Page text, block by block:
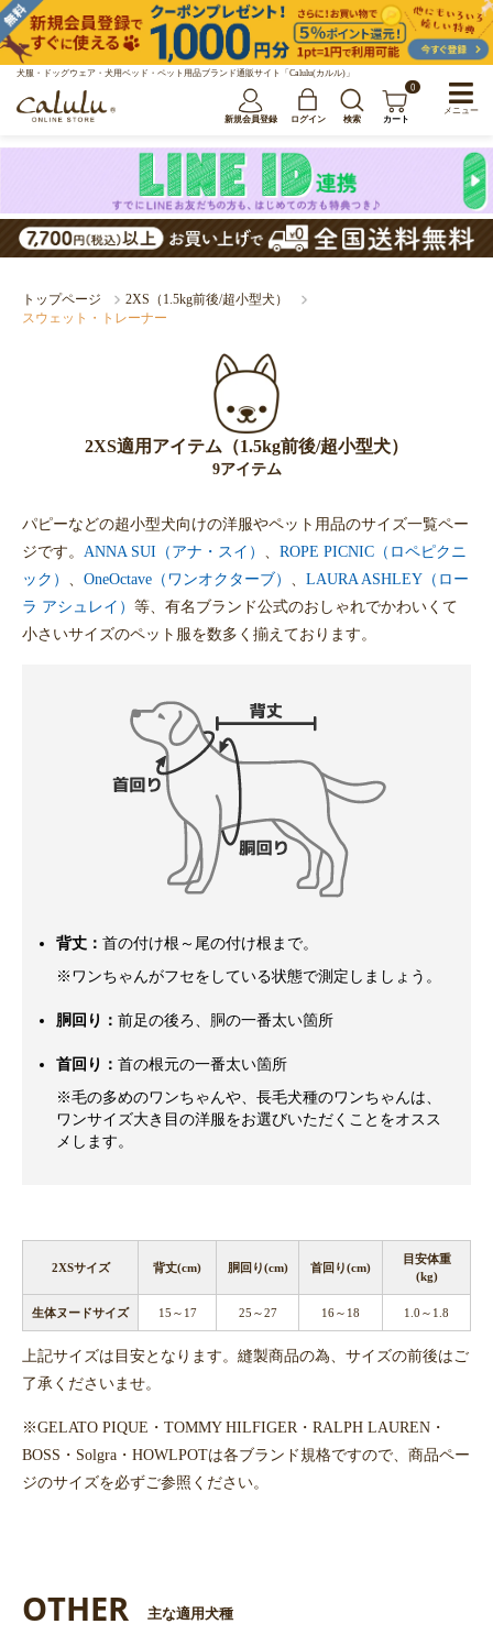
犬服・ドッグウェア・犬用ベッド・ペット用品ブランド通販サイト「Calulu(カルル)」
新規会員登録 ログイン 検索
0
カート
トップページ
2XS（1.5kg前後/超小型犬）
スウェット・トレーナー
2XS適用アイテム（1.5kg前後/超小型犬）
9アイテム
パピーなどの超小型犬向けの洋服やペット用品のサイズ一覧ペー
ジです。 ANNA SUI（アナ・スイ）
ROPE PICNIC（ロペピクニ
ック）
OneOctave（ワンオクターブ）
LAURA ASHLEY（ロー
ラ アシュレイ） 等、有名ブランド公式のおしゃれでかわいくて
小さいサイズのペット服を数多く揃えております。
背丈： 首の付け根～尾の付け根まで。
※ワンちゃんがフセをしている状態で測定しましょう。
胴回り： 前足の後ろ、胴の一番太い箇所
首回り： 首の根元の一番太い箇所
※毛の多めのワンちゃんや、長毛犬種のワンちゃんは、
ワンサイズ大き目の洋服をお選びいただくことをオスス
メします。
2XSサイズ 背丈(cm) 胴回り(cm) 首回り(cm)
目安体重
(kg)
生体ヌードサイズ 15～17 25～27 16～18 1.0～1.8
上記サイズは目安となります。縫製商品の為、サイズの前後はご
了承くださいませ。
※GELATO PIQUE・TOMMY HILFIGER・RALPH LAUREN・
BOSS・Solgra・HOWLPOTは各ブランド規格ですので、商品ペー
ジのサイズを必ずご参照ください。
OTHER 主な適用犬種
メニュー